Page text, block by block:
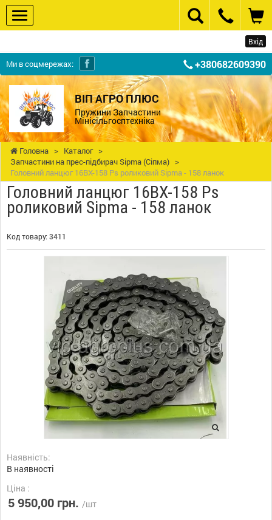
Вхід
Ми в соцмережах: +380682609390
ВІП АГРО ПЛЮС
Пружини Запчастини
Мінісільгосптехніка
Головна > Каталог >
Запчастини на прес-підбирач Sipma (Сіпма) >
Головний ланцюг 16BX-158 Ps роликовий Sipma - 158 ланок
Головний ланцюг 16BX-158 Ps
роликовий Sipma - 158 ланок
Код товару: 3411
Наявність:
В наявності
Ціна :
5 950,00 грн. /шт